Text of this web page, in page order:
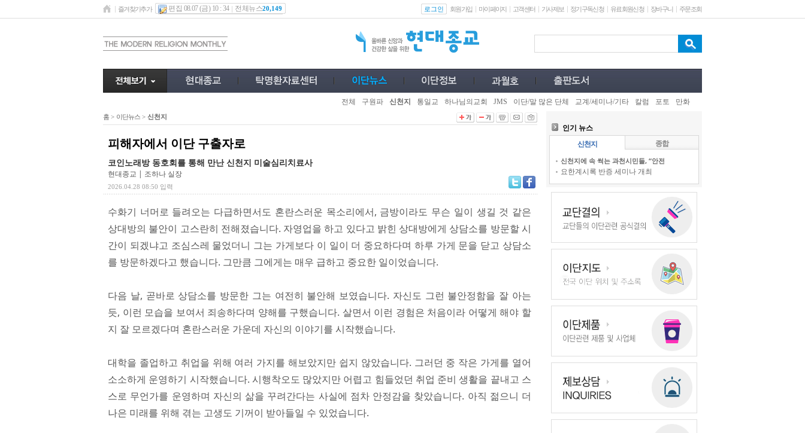
즐겨찾기추가 편집 08.07 (금) 10 : 34 전체뉴스20,149 로그인 회원가입 마이페이지 고객센터 기사제보 정기구독신청 유료회원신청 장바구니 주문조회
전체 구원파 신천지 통일교 하나님의교회 JMS 이단/말 많은 단체 교계/세미나/기타 칼럼 포토 만화
홈 > 이단뉴스 > 신천지
피해자에서 이단 구출자로
코인노래방 동호회를 통해 만난 신천지 미술심리치료사
현대종교 | 조하나 실장
2026.04.28 08:50 입력
수화기 너머로 들려오는 다급하면서도 혼란스러운 목소리에서, 금방이라도 무슨 일이 생길 것 같은
상대방의 불안이 고스란히 전해졌습니다. 자영업을 하고 있다고 밝힌 상대방에게 상담소를 방문할 시
간이 되겠냐고 조심스레 물었더니 그는 가게보다 이 일이 더 중요하다며 하루 가게 문을 닫고 상담소
를 방문하겠다고 했습니다. 그만큼 그에게는 매우 급하고 중요한 일이었습니다.
다음 날, 곧바로 상담소를 방문한 그는 여전히 불안해 보였습니다. 자신도 그런 불안정함을 잘 아는
듯, 이런 모습을 보여서 죄송하다며 양해를 구했습니다. 살면서 이런 경험은 처음이라 어떻게 해야 할
지 잘 모르겠다며 혼란스러운 가운데 자신의 이야기를 시작했습니다.
대학을 졸업하고 취업을 위해 여러 가지를 해보았지만 쉽지 않았습니다. 그러던 중 작은 가게를 열어
소소하게 운영하기 시작했습니다. 시행착오도 많았지만 어렵고 힘들었던 취업 준비 생활을 끝내고 스
스로 무언가를 운영하며 자신의 삶을 꾸려간다는 사실에 점차 안정감을 찾았습니다. 아직 젊으니 더
나은 미래를 위해 겪는 고생도 기꺼이 받아들일 수 있었습니다.
인기 뉴스
신천지
종합
신천지에 속 썩는 과천시민들, “안전
요한계시록 반증 세미나 개최